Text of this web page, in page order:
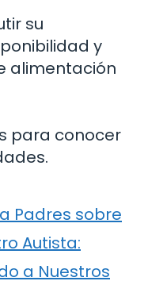
su
y
alimentación
para conocer
Padres sobre
Autista:
a Nuestros